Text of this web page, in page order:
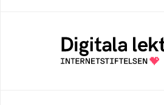
Öppen digital lärresurs med
för alla stadier i